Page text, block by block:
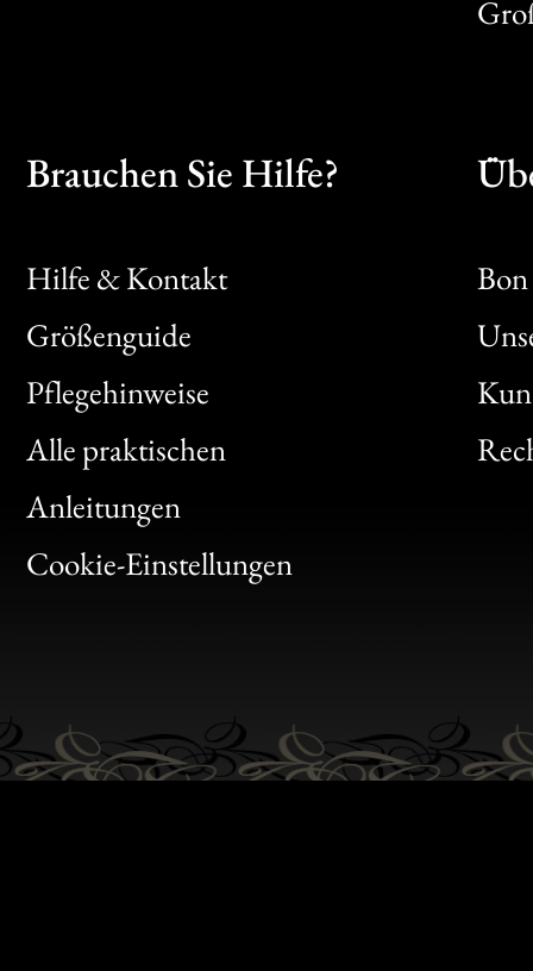
Brauchen Sie Hilfe?
Hilfe & Kontakt
Größenguide
Pflegehinweise
Alle praktischen
Anleitungen
Cookie-Einstellungen
Bon
Clic